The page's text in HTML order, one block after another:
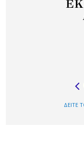
ΔΕΙΤΕ